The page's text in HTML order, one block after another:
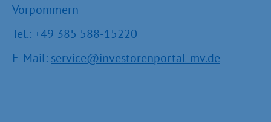
Vorpommern
Tel.: +49 385 588-15220
E-Mail: service@investorenportal-mv.de